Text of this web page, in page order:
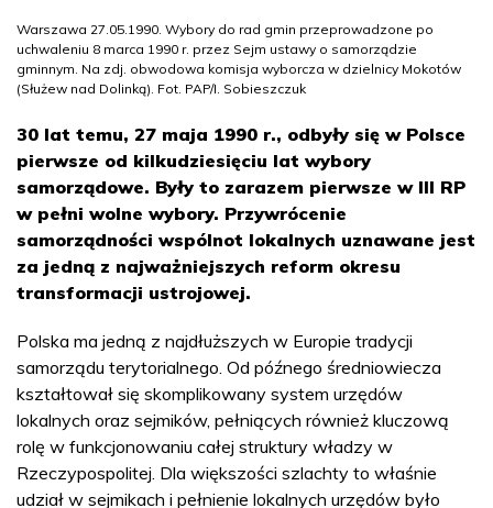
Warszawa 27.05.1990. Wybory do rad gmin przeprowadzone po
uchwaleniu 8 marca 1990 r. przez Sejm ustawy o samorządzie
gminnym. Na zdj. obwodowa komisja wyborcza w dzielnicy Mokotów
(Służew nad Dolinką). Fot. PAP/I. Sobieszczuk
30 lat temu, 27 maja 1990 r., odbyły się w Polsce
pierwsze od kilkudziesięciu lat wybory
samorządowe. Były to zarazem pierwsze w III RP
w pełni wolne wybory. Przywrócenie
samorządności wspólnot lokalnych uznawane jest
za jedną z najważniejszych reform okresu
transformacji ustrojowej.
Polska ma jedną z najdłuższych w Europie tradycji
samorządu terytorialnego. Od późnego średniowiecza
kształtował się skomplikowany system urzędów
lokalnych oraz sejmików, pełniących również kluczową
rolę w funkcjonowaniu całej struktury władzy w
Rzeczypospolitej. Dla większości szlachty to właśnie
udział w sejmikach i pełnienie lokalnych urzędów było